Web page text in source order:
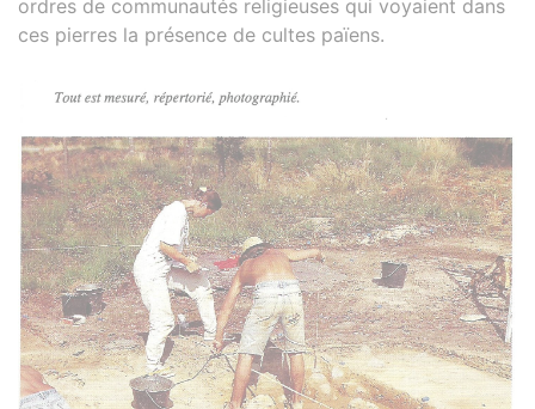
ordres de communautés religieuses qui voyaient dans
ces pierres la présence de cultes païens.